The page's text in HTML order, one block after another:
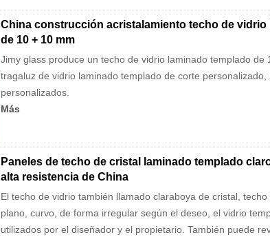
China construcción acristalamiento techo de vidrio
de 10 + 10 mm
Jimy glass produce un techo de vidrio laminado templado
tragaluz de vidrio laminado templado de corte
personalizados.
Más
Paneles de techo de cristal laminado templado
alta resistencia de China
El techo de vidrio también llamado claraboya de cristal,
plano, curvo, de forma irregular según el deseo, el vidrio
utilizados por el diseñador y el propietario. También puede